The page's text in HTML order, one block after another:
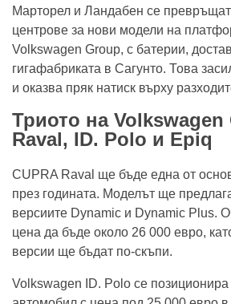
Марторел и Ландабен се превръщат
центрове за нови модели на
Volkswagen Group, с батерии,
гигафабриката в Сагунто. Това
и оказва пряк натиск върху
Триото на Volkswagen
Raval, ID. Polo и Epiq
CUPRA Raval ще бъде една от
през годината. Моделът ще
версиите Dynamic и Dynamic Plus.
цена да бъде около 26 000 евро,
версии ще бъдат по-скъпи.
Volkswagen ID. Polo се позиционира